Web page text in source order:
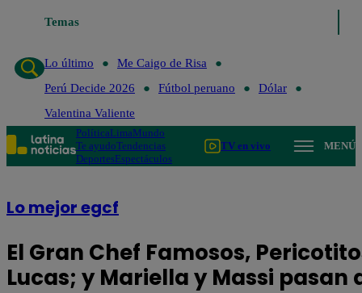
Temas
Lo último
Me Caigo de Risa
Perú Decide 2026
Fútbol peruano
Dólar
Valentina Valiente
PolíticaLimaMundo
Te ayudoTendencias
DeportesEspectáculos
TV en vivo MENÚ
Lo mejor egcf
El Gran Chef Famosos,
Lucas; y Mariella y Massi